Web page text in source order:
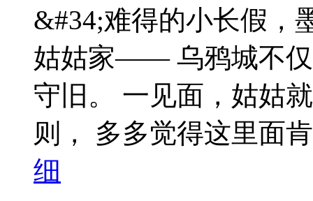
&#34;难得的小长假，
姑姑家—— 乌鸦城不仅
守旧。 一见面，姑姑
则， 多多觉得这里面
细